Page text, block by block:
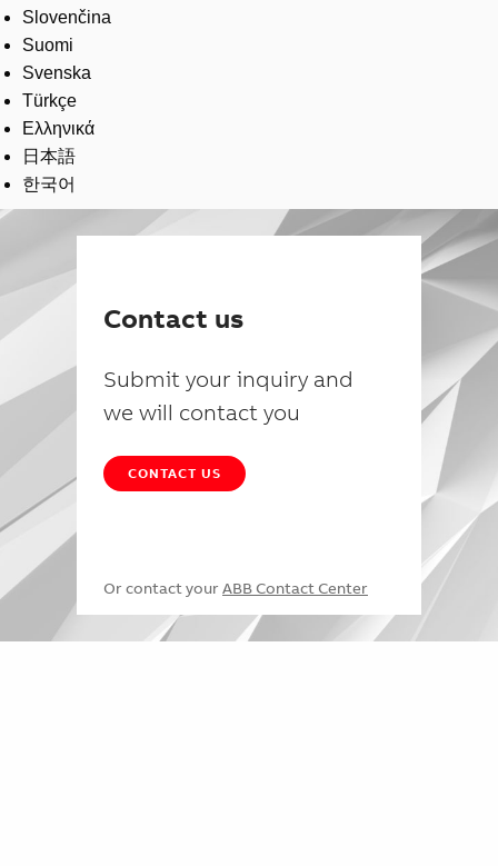
Slovenčina
Suomi
Svenska
Türkçe
Ελληνικά
日本語
한국어
Contact us
Submit your inquiry and
we will contact you
CONTACT US
Or contact your ABB Contact Center